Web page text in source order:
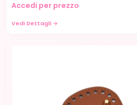
Accedi per prezzo
Vedi Dettagli →